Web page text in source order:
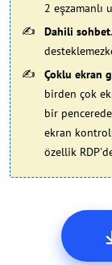
2 eşzamanlı
Dahili sohbet
Çoklu ekran
birden çok
bir
ekran
özellik